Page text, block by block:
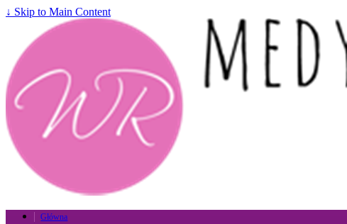
↓ Skip to Main Content
Główna